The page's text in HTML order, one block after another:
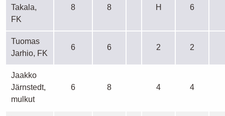
Takala,
FK
8 8 H 6
Tuomas
Jarhio, FK
6 6 2 2
Jaakko
Järnstedt,
mulkut
6 8 4 4